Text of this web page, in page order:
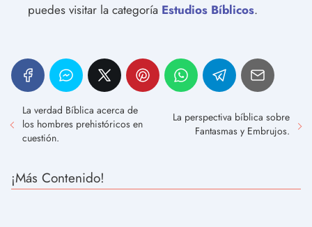
puedes visitar la categoría Estudios Bíblicos.
La verdad Bíblica acerca de
los hombres prehistóricos en
cuestión.
La perspectiva bíblica sobre
Fantasmas y Embrujos.
¡Más Contenido!